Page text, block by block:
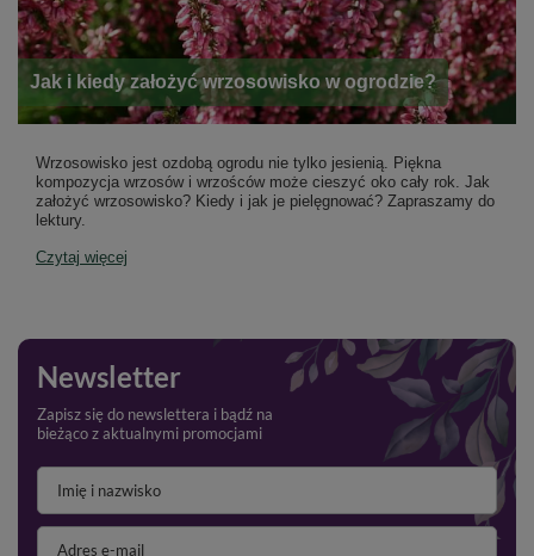
Jak i kiedy założyć wrzosowisko w ogrodzie?
Wrzosowisko jest ozdobą ogrodu nie tylko jesienią. Piękna
kompozycja wrzosów i wrzośców może cieszyć oko cały rok. Jak
założyć wrzosowisko? Kiedy i jak je pielęgnować? Zapraszamy do
lektury.
Czytaj więcej
Newsletter
Zapisz się do newslettera i bądź na
bieżąco z aktualnymi promocjami